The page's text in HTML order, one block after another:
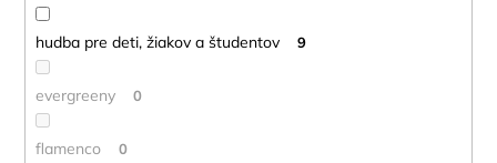
hudba pre deti, žiakov a študentov 9
evergreeny 0
flamenco 0